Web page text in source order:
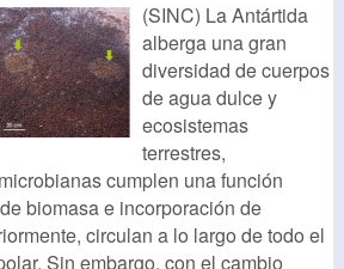
(SINC) La Antártida
alberga una gran
diversidad de cuerpos
de agua dulce y
ecosistemas
terrestres,
cumplen una función
biomasa e incorporación de
circulan a lo largo de todo el
Sin embargo, con el cambio